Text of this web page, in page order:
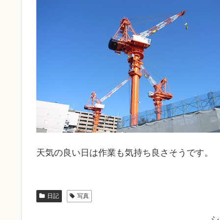
天気の良い日は作業も気持ち良さそうです。
日記 写真